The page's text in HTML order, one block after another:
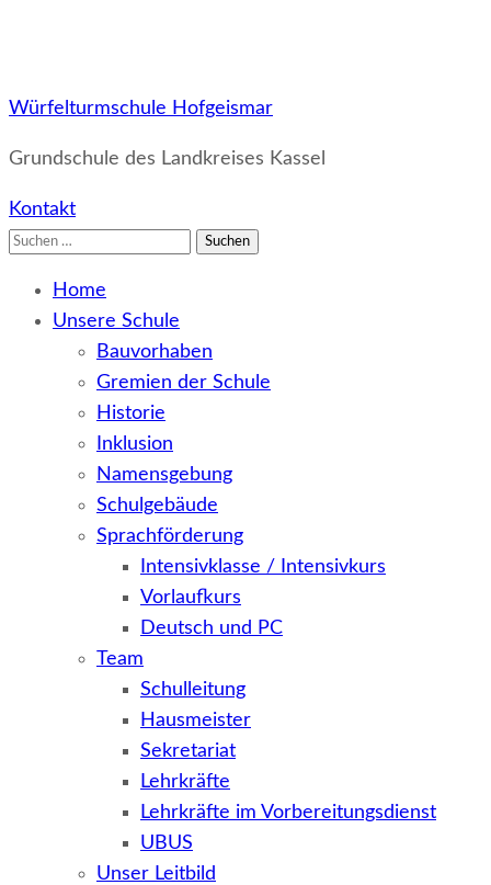
Würfelturmschule Hofgeismar
Grundschule des Landkreises Kassel
Kontakt
Suchen
Home
Unsere Schule
Bauvorhaben
Gremien der Schule
Historie
Inklusion
Namensgebung
Schulgebäude
Sprachförderung
Intensivklasse / Intensivkurs
Vorlaufkurs
Deutsch und PC
Team
Schulleitung
Hausmeister
Sekretariat
Lehrkräfte
Lehrkräfte im Vorbereitungsdienst
UBUS
Unser Leitbild